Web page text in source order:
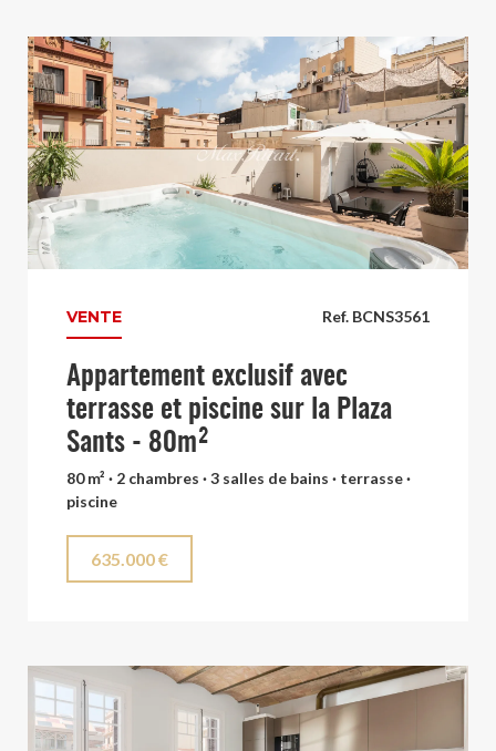
Ref. BCNS3561
VENTE
Appartement exclusif avec
terrasse et piscine sur la Plaza
Sants - 80m²
80 m² · 2 chambres · 3 salles de bains · terrasse ·
piscine
635.000 €